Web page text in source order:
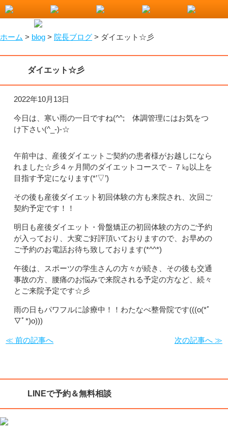
小山市で整骨院をお探しなら！わたなべ整骨院
ホーム > blog > 院長ブログ > ダイエット☆彡
ダイエット☆彡
2022年10月13日
今日は、寒い雨の一日ですね(^^; 体調管理にはお気をつ
け下さい(^_-)-☆
午前中は、産後ダイエットご契約の患者様がお越しになら
れました☆彡４ヶ月間のダイエットコースで－７㎏以上を
目指す予定になります(*’▽’)
その後も産後ダイエット初回体験の方も来院され、次回ご
契約予定です！！
明日も産後ダイエット・骨盤矯正の初回体験の方のご予約
が入っており、大変ご好評頂いておりますので、お早めの
ご予約のお電話お待ち致しております(*^^*)
午後は、スポーツの学生さんの方々が続き、その後も交通
事故の方、腰痛のお悩みで来院される予定の方など、続々
とご来院予定です☆彡
雨の日もパワフルに診療中！！わたなべ整骨院です(((o(*ﾟ
▽ﾟ*)o)))
≪ 前の記事へ 次の記事へ ≫
LINEで予約＆無料相談